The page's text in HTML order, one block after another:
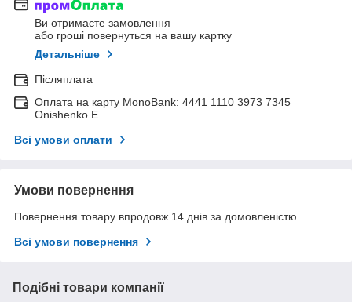
Ви отримаєте замовлення
або гроші повернуться на вашу картку
Детальніше
Післяплата
Оплата на карту MonoBank: 4441 1110 3973 7345
Onishenko E.
Всі умови оплати
Умови повернення
Повернення товару впродовж 14 днів за домовленістю
Всі умови повернення
Подібні товари компанії